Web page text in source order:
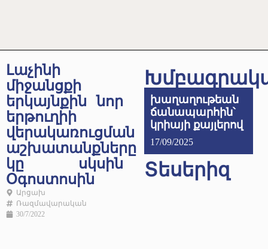
Լաչինի
միջանցքի
երկայնքին նոր
երթուղիի
վերակառուցման
աշխատանքները
կը սկսին
Օգոստոսին
Արցախ
Ռազմավարական
30/7/2022
խաղաղութեան
ճանապարհին՝
կրիայի քայլերով
17/09/2025
Տեսերիզ